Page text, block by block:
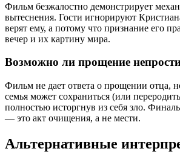
Фильм безжалостно демонстрирует
вытеснения. Гости игнорируют
верят ему, а потому что признание его
вечер и их картину мира.
Возможно ли прощение
Фильм не дает ответа о прощении отца,
семья может сохраниться (или
полностью исторгнув из себя зло.
— это акт очищения, а не мести.
Альтернативные